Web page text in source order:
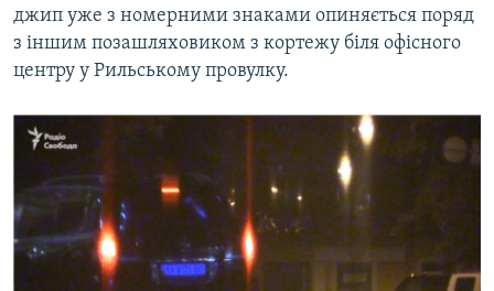
джип уже з номерними знаками опиняється поряд
з іншим позашляховиком з кортежу біля офісного
центру у Рильському провулку.